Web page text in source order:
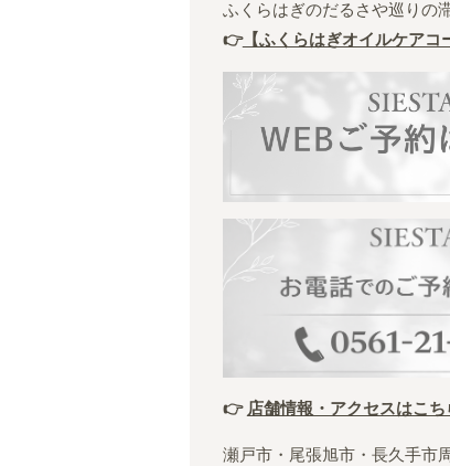
ふくらはぎのだるさや巡りの
👉【ふくらはぎオイルケアコ
👉 店舗情報・アクセスはこち
瀬戸市・尾張旭市・長久手市